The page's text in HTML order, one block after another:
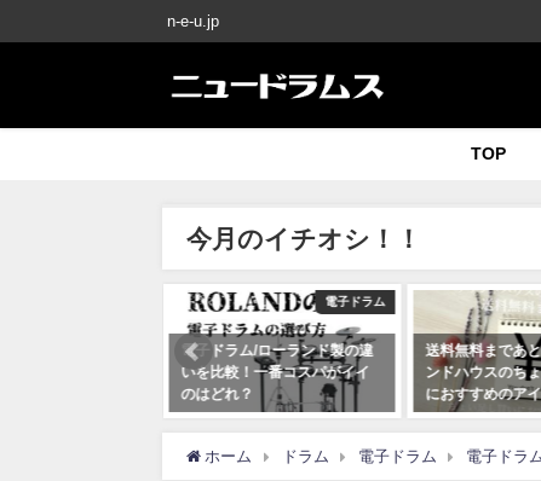
n-e-u.jp
TOP
今月のイチオシ！！
電子ドラム
電子ドラム/ローランド製の違
いを比較！一番コスパがイイ
のはどれ？
送料無料まであ
ンドハウスのち
におすすめのア
ホーム ドラム 電子ドラム 電子ドラ